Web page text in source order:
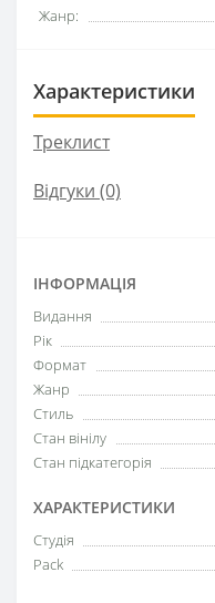
Жанр:
Характеристики
Треклист
Відгуки (0)
ІНФОРМАЦІЯ
Видання
Рік
Формат
Жанр
Стиль
Стан вінілу
Стан підкатегорія
ХАРАКТЕРИСТИКИ
Студія
Pack